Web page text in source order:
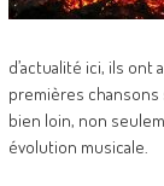
d’actualité ici, ils
premières
bien loin, non
évolution musicale.